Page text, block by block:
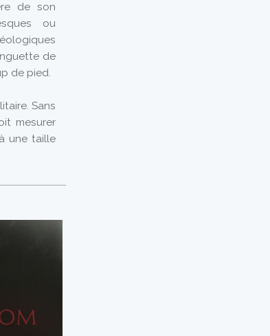
de son
ou
de
de pied.
Sans
mesurer
une taille